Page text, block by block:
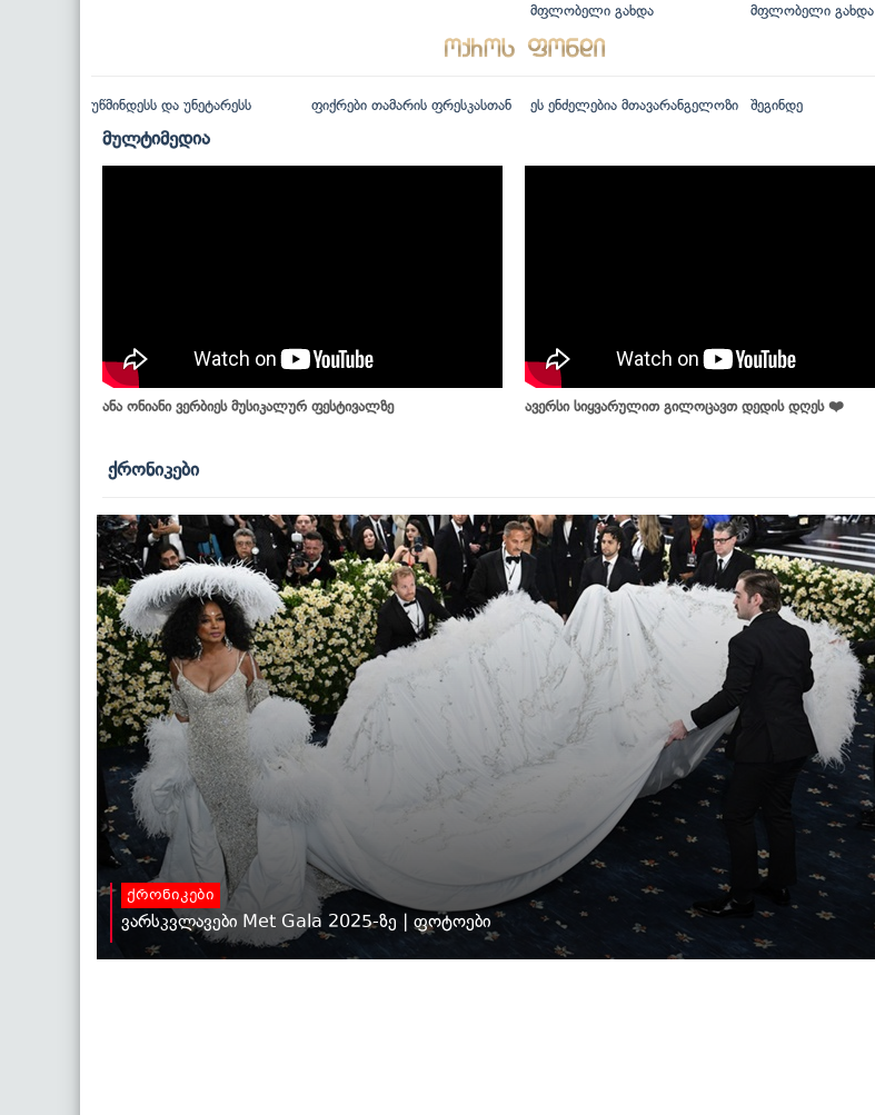
მფლობელი გახდა
მფლობელი გახდა
უწმინდესს და უნეტარესს ფიქრები თამარის ფრესკასთან ეს ენძელებია მთავარანგელოზი შეგინდე
მულტიმედია
ანა ონიანი ვერბიეს მუსიკალურ ფესტივალზე ავერსი სიყვარულით გილოცავთ დედის დღეს ❤️
ქრონიკები
ქრონიკები
ვარსკვლავები Met Gala 2025-ზე | ფოტოები